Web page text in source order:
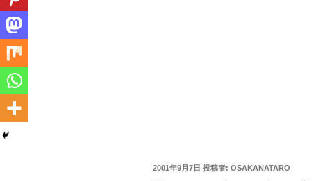
投
2001年9月7日 投稿者: OSAKANATARO